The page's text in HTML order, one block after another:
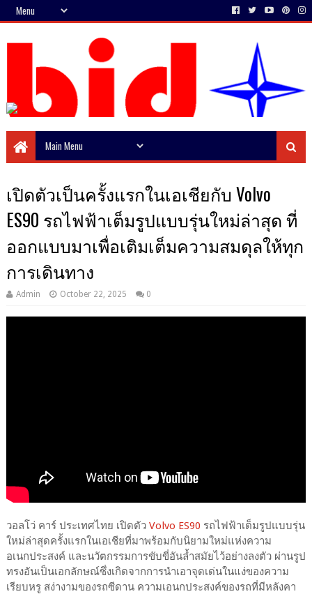
เปิดตัวเป็นครั้งแรกในเอเชียกับ Volvo
ES90 รถไฟฟ้าเต็มรูปแบบรุ่นใหม่ล่าสุด ที่
ออกแบบมาเพื่อเติมเต็มความสมดุลให้ทุก
การเดินทาง
Admin October 22, 2025 0
วอลโว่ คาร์ ประเทศไทย เปิดตัว Volvo ES90 รถไฟฟ้าเต็มรูปแบบรุ่น
ใหม่ล่าสุดครั้งแรกในเอเชียที่มาพร้อมกับนิยามใหม่แห่งความ
อเนกประสงค์ และนวัตกรรมการขับขี่อันล้ำสมัยไว้อย่างลงตัว ผ่านรูป
ทรงอันเป็นเอกลักษณ์ซึ่งเกิดจากการนำเอาจุดเด่นในแง่ของความ
เรียบหรู สง่างามของรถซีดาน ความเอนกประสงค์ของรถที่มีหลังคา